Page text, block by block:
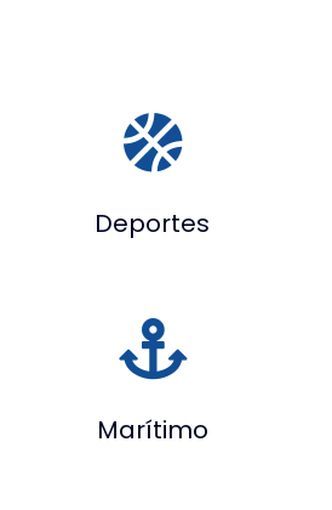
Deportes
Marítimo